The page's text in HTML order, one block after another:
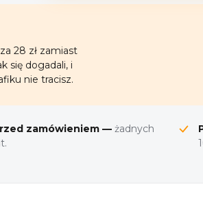
28 zł zamiast
się dogadali, i
nie tracisz.
zamówieniem — żadnych